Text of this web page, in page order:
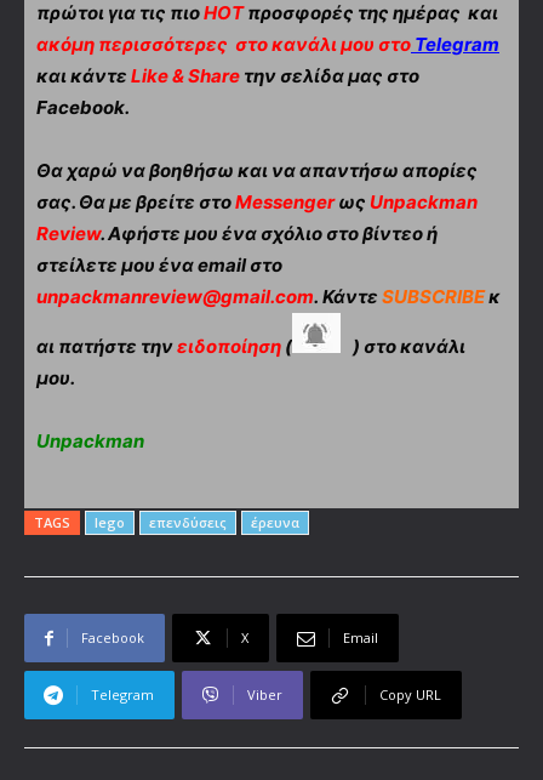
πρώτοι για τις πιοHOTπροσφορές της ημέρας και
ακόμη περισσότερες στο κανάλι μου στο Telegram
και κάντε Like & Share την σελίδα μας στο
Facebook.
Θα χαρώ να βοηθήσω και να απαντήσω απορίες
σας. Θα με βρείτε στοMessengerως Unpackman
Review. Αφήστε μου ένα σχόλιο στο βίντεο ή
στείλετε μου ένα email στο
unpackmanreview@gmail.com. Κάντε SUBSCRIBEκ
αι πατήστε τηνειδοποίηση (
) στο κανάλι
μου.
Unpackman
TAGS lego επενδύσεις έρευνα
Facebook X Email
Telegram Viber Copy URL